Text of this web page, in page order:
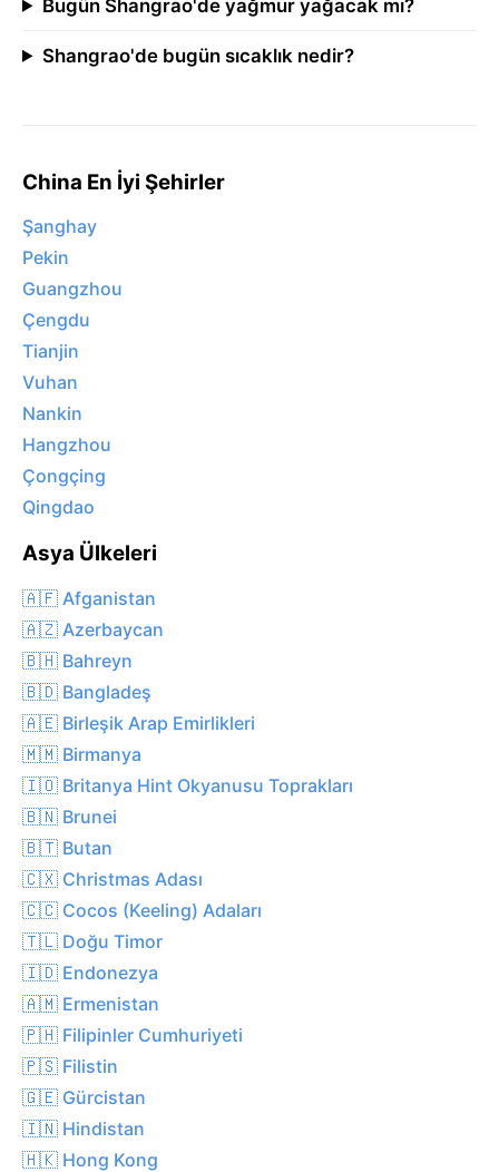
Bugün Shangrao'de yağmur yağacak mı?
Shangrao'de bugün sıcaklık nedir?
China En İyi Şehirler
Şanghay
Pekin
Guangzhou
Çengdu
Tianjin
Vuhan
Nankin
Hangzhou
Çongçing
Qingdao
Asya Ülkeleri
🇦🇫 Afganistan
🇦🇿 Azerbaycan
🇧🇭 Bahreyn
🇧🇩 Bangladeş
🇦🇪 Birleşik Arap Emirlikleri
🇲🇲 Birmanya
🇮🇴 Britanya Hint Okyanusu Toprakları
🇧🇳 Brunei
🇧🇹 Butan
🇨🇽 Christmas Adası
🇨🇨 Cocos (Keeling) Adaları
🇹🇱 Doğu Timor
🇮🇩 Endonezya
🇦🇲 Ermenistan
🇵🇭 Filipinler Cumhuriyeti
🇵🇸 Filistin
🇬🇪 Gürcistan
🇮🇳 Hindistan
🇭🇰 Hong Kong